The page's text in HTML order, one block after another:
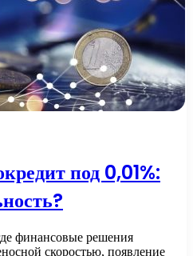
под 0,01%:
финансовые решения
скоростью, появление